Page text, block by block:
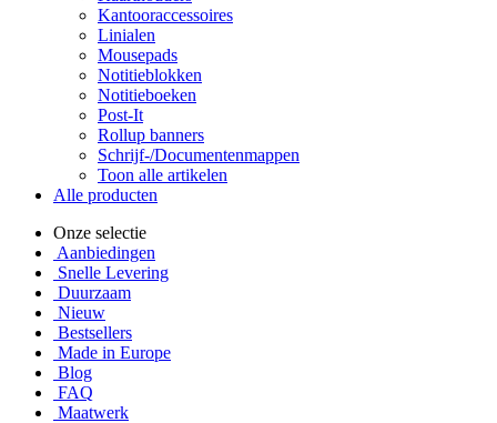
Kantooraccessoires
Linialen
Mousepads
Notitieblokken
Notitieboeken
Post-It
Rollup banners
Schrijf-/Documentenmappen
Toon alle artikelen
Alle producten
Onze selectie
Aanbiedingen
Snelle Levering
Duurzaam
Nieuw
Bestsellers
Made in Europe
Blog
FAQ
Maatwerk